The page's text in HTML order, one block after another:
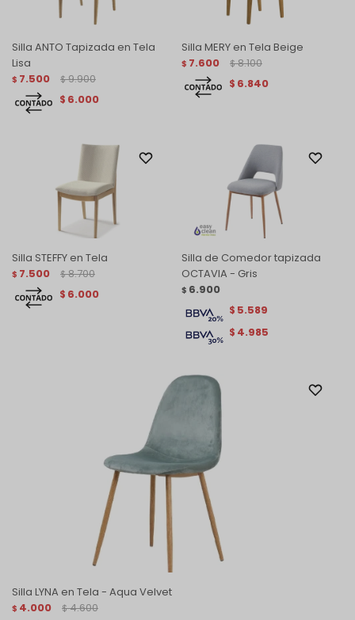
Silla ANTO Tapizada en Tela
Lisa
$ 7.500 $ 9.900
$ 6.000
Silla MERY en Tela Beige
$ 7.600 $ 8.100
$ 6.840
Silla STEFFY en Tela
$ 7.500 $ 8.700
$ 6.000
Silla de Comedor tapizada
OCTAVIA - Gris
$ 6.900
$ 4.985
$ 5.589
Silla LYNA en Tela - Aqua Velvet
$ 4.000 $ 4.600